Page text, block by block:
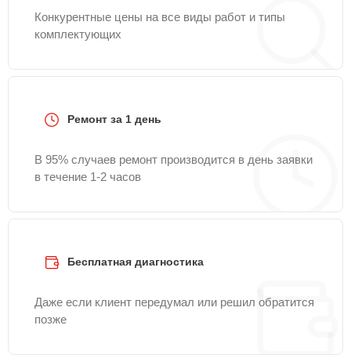
Конкурентные цены на все виды работ и типы
комплектующих
Ремонт за 1 день
В 95% случаев ремонт производится в день заявки
в течение 1-2 часов
Бесплатная диагностика
Даже если клиент передумал или решил обратится
позже